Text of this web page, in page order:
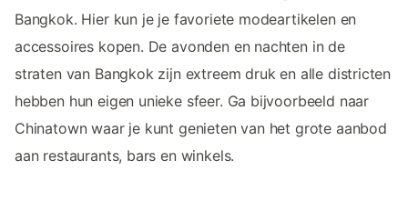
Bangkok. Hier kun je je favoriete modeartikelen en
accessoires kopen. De avonden en nachten in de
straten van Bangkok zijn extreem druk en alle districten
hebben hun eigen unieke sfeer. Ga bijvoorbeeld naar
Chinatown waar je kunt genieten van het grote aanbod
aan restaurants, bars en winkels.